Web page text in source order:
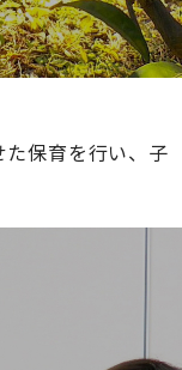
保育を行い、子